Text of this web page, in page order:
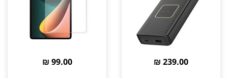
239.00 ₪
99.00 ₪